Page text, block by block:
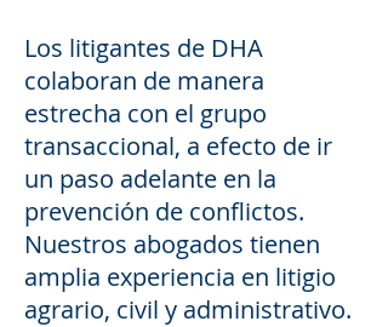
Los litigantes de DHA
colaboran de manera
estrecha con el grupo
transaccional, a efecto de ir
un paso adelante en la
prevención de conflictos.
Nuestros abogados tienen
amplia experiencia en litigio
agrario, civil y administrativo.